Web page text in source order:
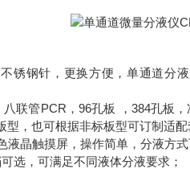
锈钢针，更换方便，单通道分
八联管PCR，96孔板 ，384孔板
型，也可根据非标板型可订制适配
液晶触摸屏，操作简单，分液方
选，可满足不同液体分液要求；